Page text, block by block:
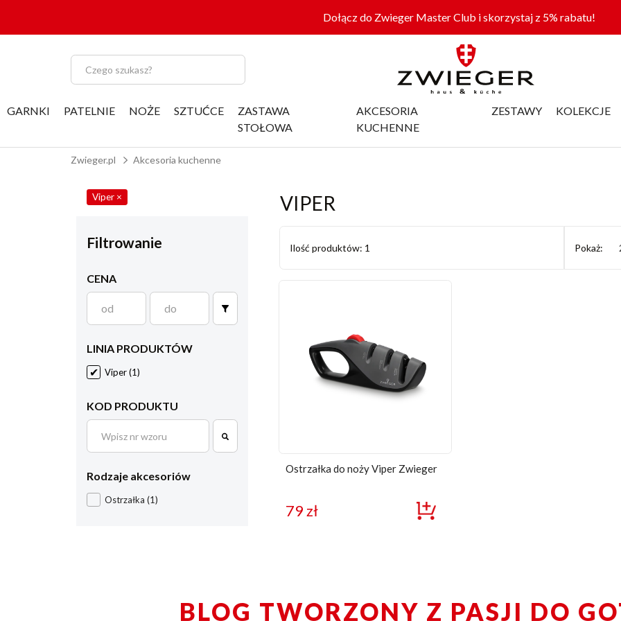
Dołącz do Zwieger Master Club i skorzystaj z 5% rabatu!
GARNKI PATELNIE NOŻE SZTUĆCE
ZASTAWA
STOŁOWA
AKCESORIA
KUCHENNE
ZESTAWY KOLEKCJE
Zwieger.pl Akcesoria kuchenne
Viper ×
Filtrowanie
CENA
LINIA PRODUKTÓW
Viper(1)
KOD PRODUKTU
Rodzaje akcesoriów
Ostrzałka (1)
VIPER
Ilość produktów: 1 Pokaż:
Ostrzałka do noży Viper Zwieger
79zł
BLOG TWORZONY Z PASJI DO